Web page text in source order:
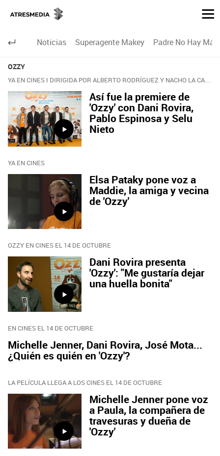
Noticias Superagente Makey Padre No Hay
OZZY
YA EN CINES I DIRIGIDA POR ALBERTO RODRÍGUEZ Y NACHO LA CASA
Así fue la premiere de
'Ozzy' con Dani Rovira,
Pablo Espinosa y Selu
Nieto
YA EN CINES
Elsa Pataky pone voz a
Maddie, la amiga y vecina
de 'Ozzy'
OZZY EN CINES EL 14 DE OCTUBRE
Dani Rovira presenta
'Ozzy': "Me gustaría dejar
una huella bonita"
EN CINES EL 14 DE OCTUBRE
Michelle Jenner, Dani Rovira, José Mota...
¿Quién es quién en 'Ozzy'?
LA PELÍCULA LLEGA A LOS CINES EL 14 DE OCTUBRE
Michelle Jenner pone voz
a Paula, la compañera de
travesuras y dueña de
'Ozzy'